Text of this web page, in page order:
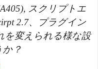
スクリプトエ
2.7、プラグイン
を変えられる様な設
？